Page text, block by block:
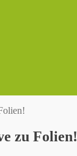
zu Folien!